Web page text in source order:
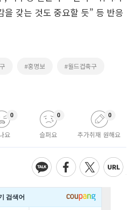
을 갖는 것도 중요할 듯” 등 반응
#홍명보 #월드컵축구
요
0
슬퍼요
0
추가취재 원해요
0